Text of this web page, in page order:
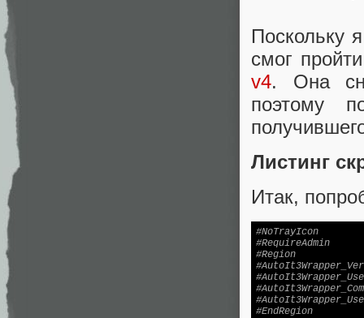
Поскольку
смог
v4. Она
поэтому
Листинг
Итак,
#NoTrayIcon
#RequireAdmin
#Region
#EndRegion